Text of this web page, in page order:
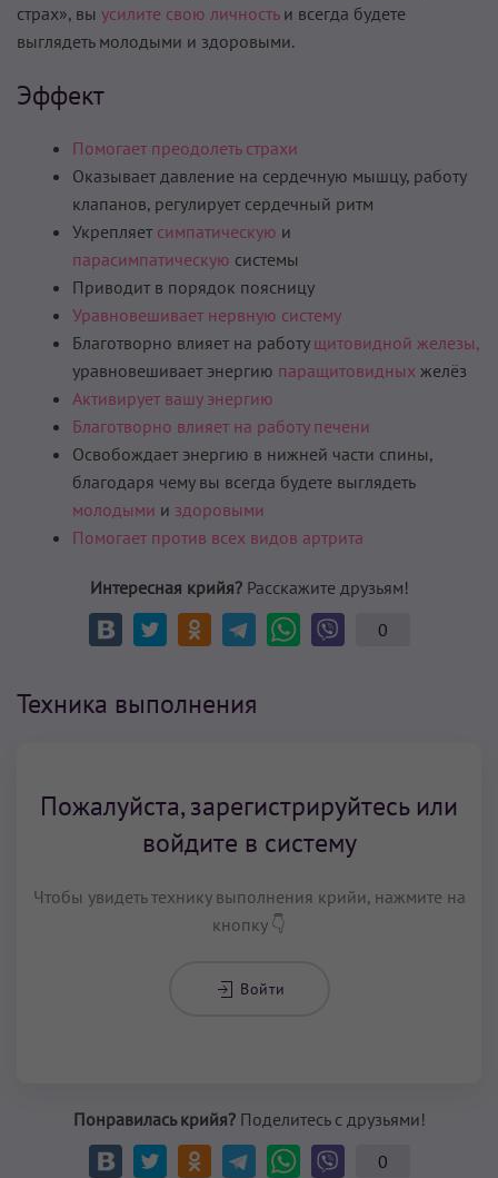
страх», вы усилите свою личностьи всегда будете
выглядеть молодыми и здоровыми.
Эффект
Помогает преодолеть страхи
Оказывает давление на сердечную мышцу, работу
клапанов, регули­рует сердечный ритм
Укрепляет симпатическую и
парасимпатическую системы
Приводит в порядок поясницу
Уравновешивает нервную си­стему
Благотворно влияет на работу щитовидной железы,
уравновеши­вает энергию паращитовидных желёз
Активирует вашу энергию
Благотворно влияет на работу печени
Освобождает энергию в нижней части спины,
благодаря чему вы всегда будете выглядеть
молодыми и здоровыми
Помогает против всех видов артрита
Интересная крийя?Расскажите друзьям!
0
Техника выполнения
Пожалуйста, зарегистрируйтесь или
войдите в систему
Чтобы увидеть технику выполнения крийи, нажмите на
кнопку 👇
Войти
Понравилась крийя?Поделитесь с друзьями!
0